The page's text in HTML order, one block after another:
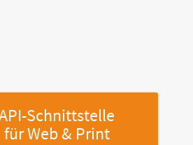
Schnittstelle
für Web & Print